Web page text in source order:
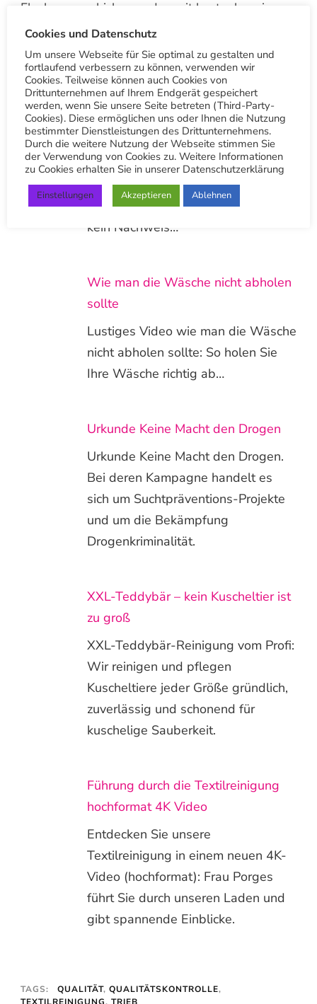
Flecken zu schicken und somit kostenlos einen
Rat oder Kostenvoranschlag einzuholen.
Andere Beiträge
Wie man die Wäsche korrekt abholt
In diesem Video zeigen wir euch,
wie man die Wäsche korrekt abholt.
Wie bereits erwähnt, ist ein Foto
kein Nachweis…
Wie man die Wäsche nicht abholen
sollte
Lustiges Video wie man die Wäsche
nicht abholen sollte: So holen Sie
Ihre Wäsche richtig ab…
Urkunde Keine Macht den Drogen
Urkunde Keine Macht den Drogen.
Bei deren Kampagne handelt es
sich um Suchtpräventions-Projekte
und um die Bekämpfung
Drogenkriminalität.
XXL-Teddybär – kein Kuscheltier ist
zu groß
XXL-Teddybär-Reinigung vom Profi:
Wir reinigen und pflegen
Kuscheltiere jeder Größe gründlich,
zuverlässig und schonend für
kuschelige Sauberkeit.
Führung durch die Textilreinigung
hochformat 4K Video
Entdecken Sie unsere
Textilreinigung in einem neuen 4K-
Video (hochformat): Frau Porges
führt Sie durch unseren Laden und
gibt spannende Einblicke.
TAGS: QUALITÄT, QUALITÄTSKONTROLLE,
Cookies und Datenschutz
Um unsere Webseite für Sie optimal zu gestalten und
fortlaufend verbessern zu können, verwenden wir
Cookies. Teilweise können auch Cookies von
Drittunternehmen auf Ihrem Endgerät gespeichert
werden, wenn Sie unsere Seite betreten (Third-Party-
Cookies). Diese ermöglichen uns oder Ihnen die Nutzung
bestimmter Dienstleistungen des Drittunternehmens.
Durch die weitere Nutzung der Webseite stimmen Sie
der Verwendung von Cookies zu. Weitere Informationen
zu Cookies erhalten Sie in unserer Datenschutzerklärung
Einstellungen Akzeptieren Ablehnen